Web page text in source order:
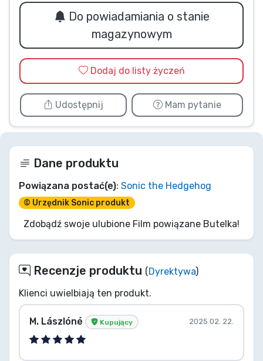
Do powiadamiania o stanie
magazynowym
Dodaj do listy życzeń
Udostępnij Mam pytanie
Dane produktu
Powiązana postać(e): Sonic the Hedgehog
© Urzędnik Sonic produkt
Zdobądź swoje ulubione Film powiązane Butelka!
Recenzje produktu (Dyrektywa)
Klienci uwielbiają ten produkt.
M. Lászlóné Kupujący 2025 02. 22.